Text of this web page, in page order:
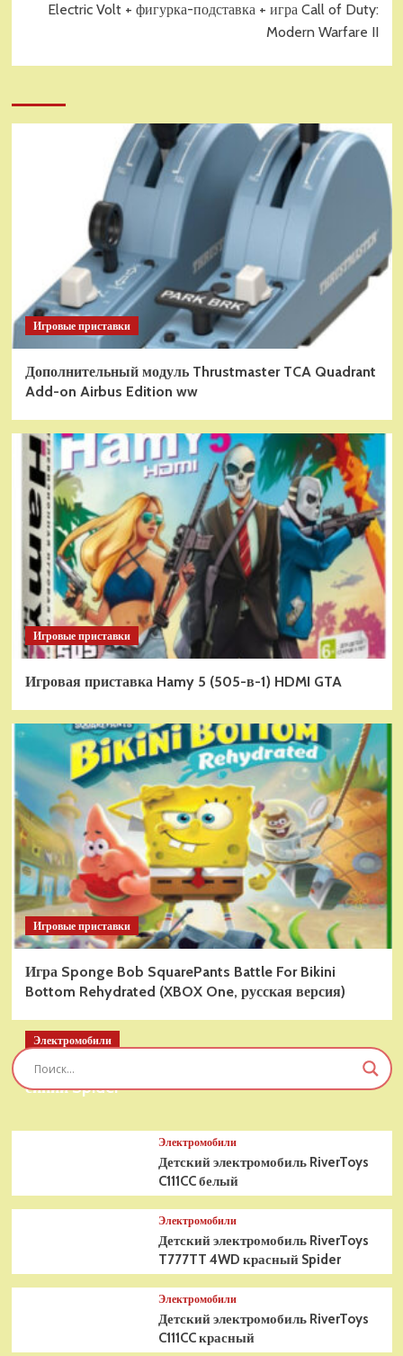
Electric Volt + фигурка-подставка + игра Call of Duty:
Modern Warfare II
Игровые приставки
Дополнительный модуль Thrustmaster TCA Quadrant
Add-on Airbus Edition ww
Игровые приставки
Игровая приставка Hamy 5 (505-в-1) HDMI GTA
Игровые приставки
Игра Sponge Bob SquarePants Battle For Bikini
Bottom Rehydrated (XBOX One, русская версия)
Электромобили
Детский электромобиль RiverToys T777TT 4WD
синий Spider
Электромобили
Детский электромобиль RiverToys
C111CC белый
Электромобили
Детский электромобиль RiverToys
T777TT 4WD красный Spider
Электромобили
Детский электромобиль RiverToys
C111CC красный